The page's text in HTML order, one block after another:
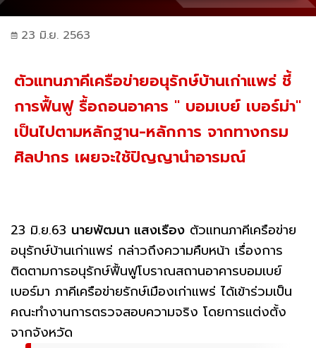
23 มิ.ย. 2563
ตัวแทนภาคีเครือข่ายอนุรักษ์บ้านเก่าแพร่ ชี้
การฟื้นฟู รื้อถอนอาคาร " บอมเบย์ เบอร์ม่า"
เป็นไปตามหลักฐาน-หลักการ จากทางกรม
ศิลปากร เผยจะใช้ปัญญานำอารมณ์
23 มิ.ย.63 นายพัฒนา แสงเรือง ตัวแทนภาคีเครือข่าย
อนุรักษ์บ้านเก่าแพร่ กล่าวถึงความคืบหน้า เรื่องการ
ติดตามการอนุรักษ์ฟื้นฟูโบราณสถานอาคารบอมเบย์
เบอร์มา ภาคีเครือข่ายรักษ์เมืองเก่าแพร่ ได้เข้าร่วมเป็น
คณะทำงานการตรวจสอบความจริง โดยการแต่งตั้ง
จากจังหวัด